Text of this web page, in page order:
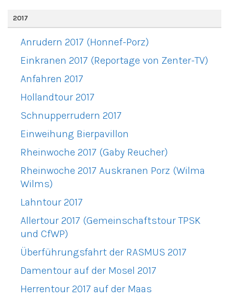
2017
Anrudern 2017 (Honnef-Porz)
Einkranen 2017 (Reportage von Zenter-TV)
Anfahren 2017
Hollandtour 2017
Schnupperrudern 2017
Einweihung Bierpavillon
Rheinwoche 2017 (Gaby Reucher)
Rheinwoche 2017 Auskranen Porz (Wilma
Wilms)
Lahntour 2017
Allertour 2017 (Gemeinschaftstour TPSK
und CfWP)
Überführungsfahrt der RASMUS 2017
Damentour auf der Mosel 2017
Herrentour 2017 auf der Maas